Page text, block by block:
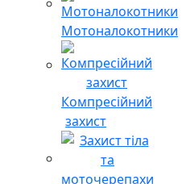
Мотоналокотники
Компресійний
захист